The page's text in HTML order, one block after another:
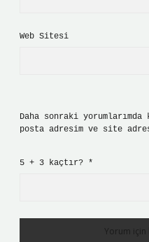
Web Sitesi
Daha sonraki
posta adresim ve site
5 + 3 kaçtır? *